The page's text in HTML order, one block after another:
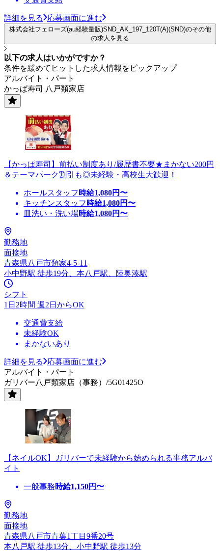
詳細を見る 応募画面に進む
株式会社フェローズ(au経験量販)SND_AK_197_120T(A)(SND)のその他
の求人を見る
以下の求人はいかがですか？
条件を緩めてヒットした求人情報をピックアップ
アルバイト・パート
かっぱ寿司 八戸類家店
【かっぱ寿司】前払い制度あり/履歴書不要★まかない200円
＆テーマパーク割引も◎未経験・高校生大歓迎！
ホールスタッフ 時給1,080円〜
キッチンスタッフ 時給1,080円〜
皿洗い・洗い場時給1,080円〜
勤務地
面接地
青森県八戸市類家4-5-11
小中野駅 徒歩19分、本八戸駅、陸奥湊駅
シフト
1日2時間 週2日からOK
交通費支給
未経験OK
まかないあり
詳細を見る
応募画面に進む
アルバイト・パート
ガリバー八戸類家店（事務）/5G01425O
【ネイルOK】ガリバーで未経験から始められる事務アルバ
イト
一般事務時給1,150円〜
勤務地
面接地
青森県八戸市青葉1丁目9番20号
本八戸駅 徒歩13分、小中野駅 徒歩13分